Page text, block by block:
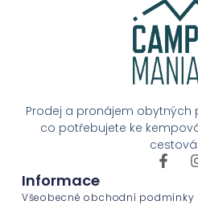
Prodej a pronájem obytných
co potřebujete ke
Informace
Všeobecné obchodní podmínky